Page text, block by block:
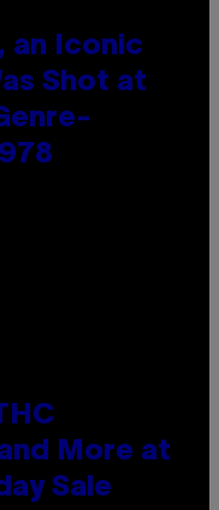
an Iconic
Shot at
More at
Sale